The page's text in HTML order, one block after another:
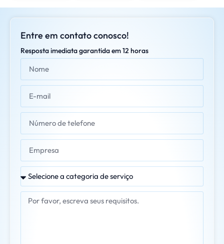
Entre em contato conosco!
Resposta imediata garantida em 12 horas